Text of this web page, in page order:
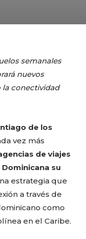
semanales
nuevos
la conectividad
de los
vez más
de viajes
su
estrategia que
a través de
como
en el Caribe.